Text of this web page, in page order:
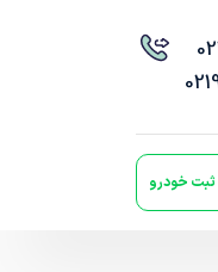
021
ثبت خودرو